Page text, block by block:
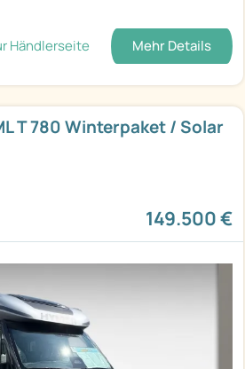
Händlerseite Mehr Details
T 780 Winterpaket / Solar
149.500 €